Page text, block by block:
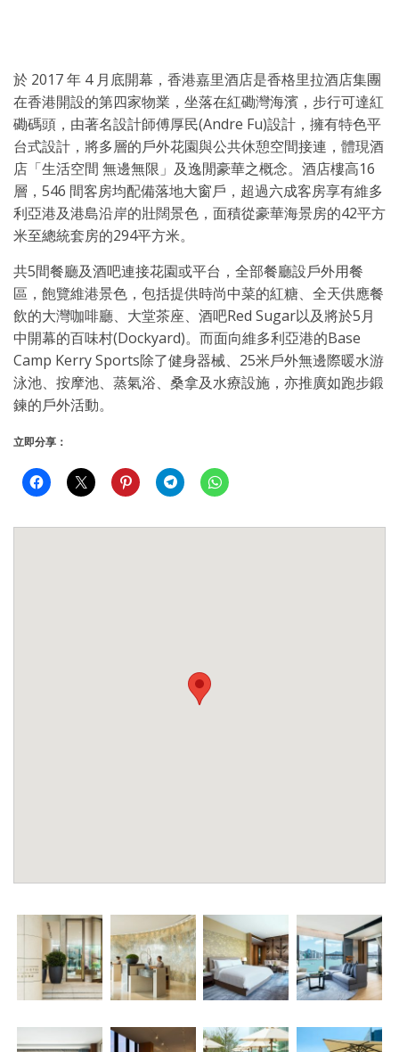
於 2017 年 4 月底開幕，香港嘉里酒店是香格里拉酒店集團
在香港開設的第四家物業，坐落在紅磡灣海濱，步行可達紅
磡碼頭，由著名設計師傅厚民(Andre Fu)設計，擁有特色平
台式設計，將多層的戶外花園與公共休憩空間接連，體現酒
店「生活空間 無邊無限」及逸閒豪華之概念。酒店樓高16
層，546 間客房均配備落地大窗戶，超過六成客房享有維多
利亞港及港島沿岸的壯闊景色，面積從豪華海景房的42平方
米至總統套房的294平方米。
共5間餐廳及酒吧連接花園或平台，全部餐廳設戶外用餐
區，飽覽維港景色，包括提供時尚中菜的紅糖、全天供應餐
飲的大灣咖啡廳、大堂茶座、酒吧Red Sugar以及將於5月
中開幕的百味村(Dockyard)。而面向維多利亞港的Base
Camp Kerry Sports除了健身器械、25米戶外無邊際暖水游
泳池、按摩池、蒸氣浴、桑拿及水療設施，亦推廣如跑步鍛
鍊的戶外活動。
立即分享：